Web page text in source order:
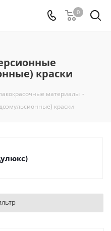
0
краски
материалы -
краски